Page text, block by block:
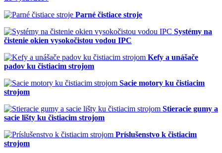
Parné čistiace stroje
Systémy na
čistenie okien vysokočistou vodou IPC
Kefy a unášače
padov ku čistiacim strojom
Sacie motory ku čistiacim
strojom
Stieracie gumy a
sacie lišty ku čistiacim strojom
Príslušenstvo k čistiacim
strojom